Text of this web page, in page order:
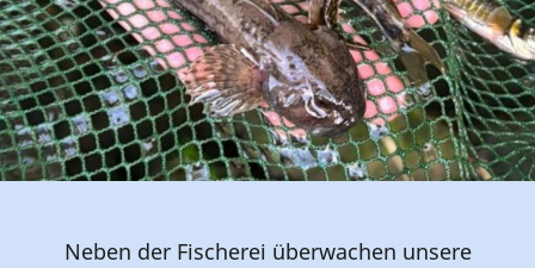
Neben der Fischerei überwachen unsere